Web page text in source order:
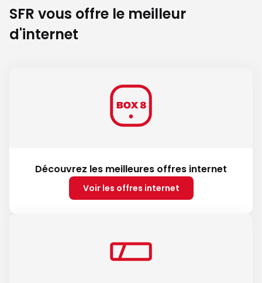
SFR vous offre le meilleur
d'internet
Découvrez les meilleures offres internet
Voir les offres internet